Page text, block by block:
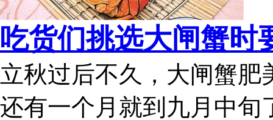
吃货们挑选大闸蟹时
立秋过后不久，大闸蟹
还有一个月就到九月中旬